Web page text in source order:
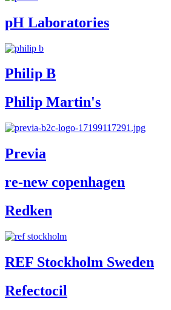
pH Laboratories
Philip B
Philip Martin's
Previa
re-new copenhagen
Redken
REF Stockholm Sweden
Refectocil